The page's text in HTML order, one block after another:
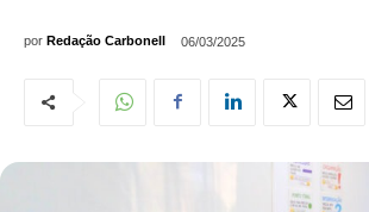
por Redação Carbonell 06/03/2025